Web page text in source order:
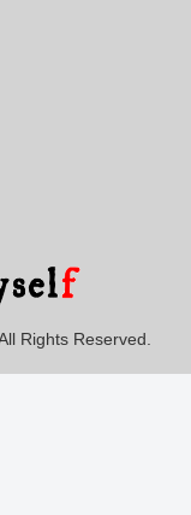
Rights Reserved.